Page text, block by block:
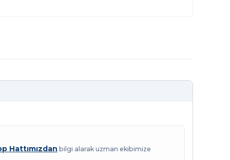
Hattımızdan bilgi alarak uzman ekibimize